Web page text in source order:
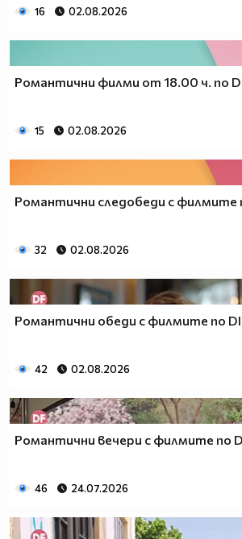
16 02.08.2026
Романтични филми от 18.00 ч. по
15 02.08.2026
Романтични следобеди с филмите
32 02.08.2026
Романтични обеди с филмите по
42 02.08.2026
Романтични вечери с филмите по
46 24.07.2026